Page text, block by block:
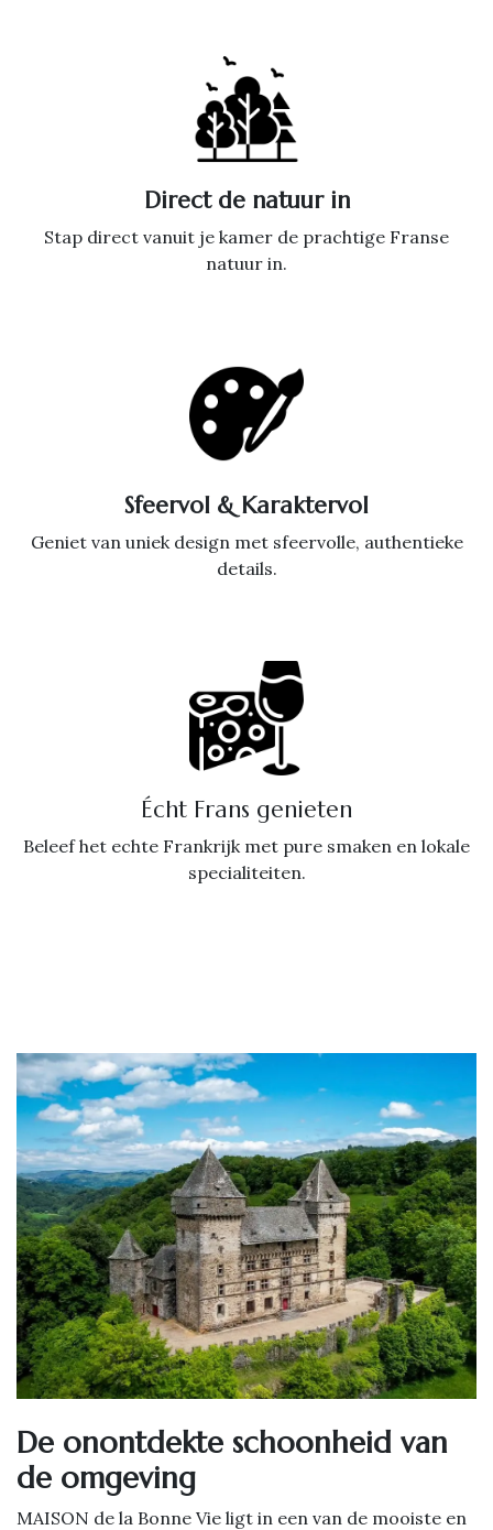
Direct de natuur in
Stap direct vanuit je kamer de prachtige Franse
natuur in.
Sfeervol & Karaktervol
Geniet van uniek design met sfeervolle, authentieke
details.
Écht Frans genieten
Beleef het echte Frankrijk met pure smaken en lokale
specialiteiten.
De onontdekte schoonheid van
de omgeving
MAISON de la Bonne Vie ligt in een van de mooiste en